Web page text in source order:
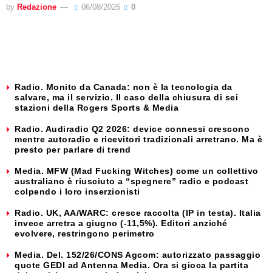
by Redazione 06/08/2026 0
Radio. Monito da Canada: non è la tecnologia da
salvare, ma il servizio. Il caso della chiusura di sei
stazioni della Rogers Sports & Media
Radio. Audiradio Q2 2026: device connessi crescono
mentre autoradio e ricevitori tradizionali arretrano. Ma è
presto per parlare di trend
Media. MFW (Mad Fucking Witches) come un collettivo
australiano è riusciuto a “spegnere” radio e podcast
colpendo i loro inserzionisti
Radio. UK, AA/WARC: cresce raccolta (IP in testa). Italia
invece arretra a giugno (-11,5%). Editori anziché
evolvere, restringono perimetro
Media. Del. 152/26/CONS Agcom: autorizzato passaggio
quote GEDI ad Antenna Media. Ora si gioca la partita